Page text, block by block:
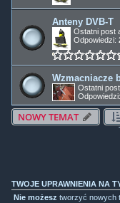
Anteny DVB-T
Ostatni post
Odpowiedzi:
Wzmacniacze
Ostatni
Odpowiedzi:
NOWY TEMAT
TWOJE UPRAWNIENIA NA
Nie możesz tworzyć nowych